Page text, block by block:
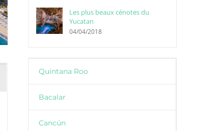
Les plus beaux cénotes du
Yucatan
04/04/2018
Quintana Roo
Bacalar
Cancún